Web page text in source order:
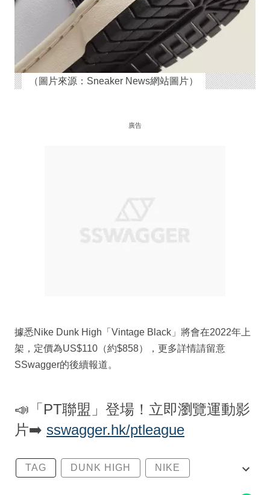
（圖片來源：Sneaker News網站圖片）
廣告
據悉Nike Dunk High「Vintage Black」將會在2022年上
架，定價為US$110（約$858），更多詳情請留意
SSwagger的後續報道。
📣「PT聯盟」登場！立即瀏覽運動影
片➡️ sswagger.hk/ptleague
TAG DUNK HIGH NIKE